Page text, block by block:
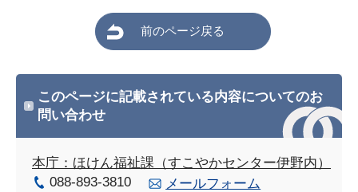
前のページ戻る
このページに記載されている内容についてのお
問い合わせ
本庁：ほけん福祉課（すこやかセンター伊野内）
088-893-3810
メールフォーム